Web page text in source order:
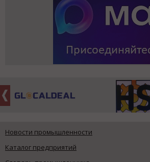
Новости промышленности
Каталог предприятий